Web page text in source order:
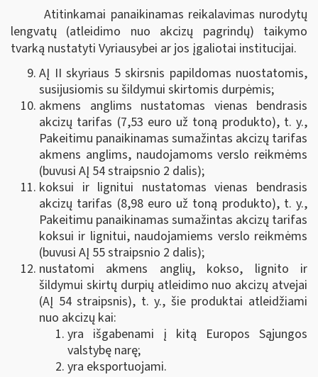
Atitinkamai panaikinamas reikalavimas nurodytų
lengvatų (atleidimo nuo akcizų pagrindų) taikymo
tvarką nustatyti Vyriausybei ar jos įgaliotai institucijai.
AĮ II skyriaus 5 skirsnis papildomas nuostatomis,
susijusiomis su šildymui skirtomis durpėmis;
akmens anglims nustatomas vienas bendrasis
akcizų tarifas (7,53 euro už toną produkto), t. y.,
Pakeitimu panaikinamas sumažintas akcizų tarifas
akmens anglims, naudojamoms verslo reikmėms
(buvusi AĮ 54 straipsnio 2 dalis);
koksui ir lignitui nustatomas vienas bendrasis
akcizų tarifas (8,98 euro už toną produkto), t. y.,
Pakeitimu panaikinamas sumažintas akcizų tarifas
koksui ir lignitui, naudojamiems verslo reikmėms
(buvusi AĮ 55 straipsnio 2 dalis);
nustatomi akmens anglių, kokso, lignito ir
šildymui skirtų durpių atleidimo nuo akcizų atvejai
(AĮ 54 straipsnis), t. y., šie produktai atleidžiami
nuo akcizų kai:
yra išgabenami į kitą Europos Sąjungos
valstybę narę;
yra eksportuojami.